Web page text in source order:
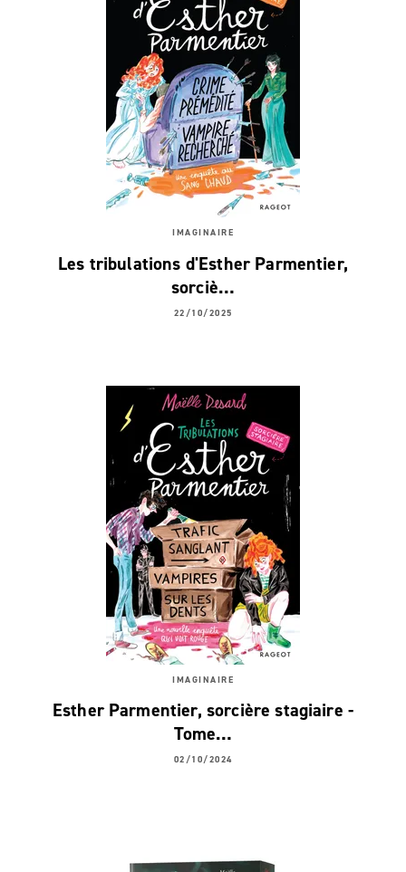
IMAGINAIRE
Les tribulations d'Esther Parmentier,
sorciè…
22/10/2025
IMAGINAIRE
Esther Parmentier, sorcière stagiaire -
Tome…
02/10/2024